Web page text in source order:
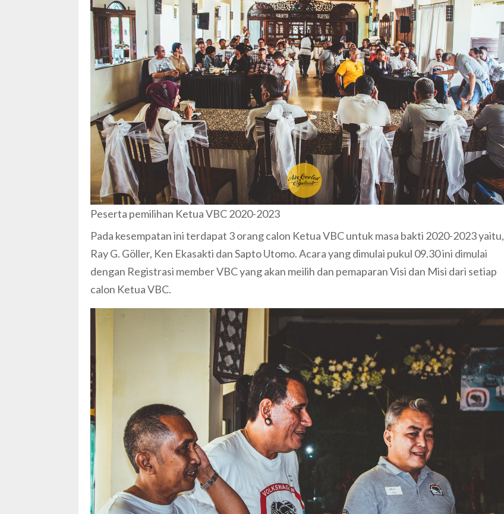
Peserta pemilihan Ketua VBC 2020-2023
Pada kesempatan ini terdapat 3 orang calon Ketua VBC untuk masa bakti 2020-2023 yaitu,
Ray G. Göller, Ken Ekasakti dan Sapto Utomo. Acara yang dimulai pukul 09.30 ini dimulai
dengan Registrasi member VBC yang akan meilih dan pemaparan Visi dan Misi dari setiap
calon Ketua VBC.